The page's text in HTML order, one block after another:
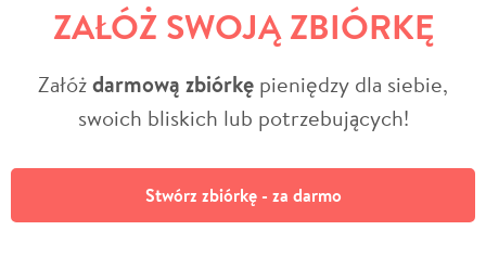
ZAŁÓŻ SWOJĄ ZBIÓRKĘ
Załóżdarmową zbiórkę pieniędzy dla siebie,
swoich bliskich lub potrzebujących!
Stwórz zbiórkę - za darmo